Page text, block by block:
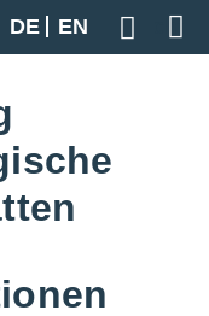
DE
EN
Geben
Gesamtübersicht